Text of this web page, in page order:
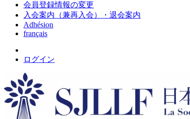
会員登録情報の変更
入会案内（兼再入会）・退会案内
Adhésion
français
ログイン